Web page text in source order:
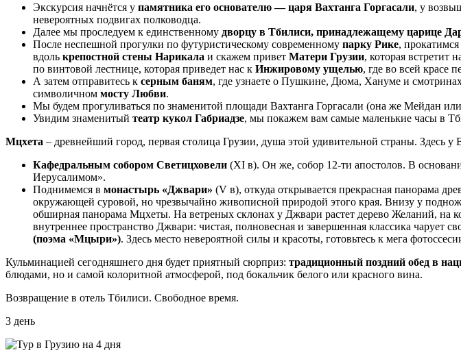
Экскурсия начнётся у памятника его основателю — царя Вахтанга Горгасали, у
невероятных подвигах полководца.
Далее мы проследуем к единственному дворцу в Тбилиси, принадлежащему царице
После неспешной прогулки по футуристическому современному парку Рике,
вдоль крепостной стены Нарикала и скажем привет Матери Грузии, которая
по винтовой лестнице, которая приведет нас к Инжировому ущелью, где во всей красе
А затем отправитесь к серным баням, где узнаете о Пушкине, Дюма, Хануме и
символичном мосту Любви.
Мы будем прогуливаться по знаменитой площади Вахтанга Горгасали (она же Мейдан
Увидим знаменитый театр кукол Габриадзе, мы покажем вам самые маленькие часы в
Мцхета – древнейший город, первая столица Грузии, душа этой удивительной страны. Здесь у
Кафедральным собором Светицховели (XI в). Он же, собор 12-ти апостолов. В
Иерусалимом».
Поднимемся в монастырь «Джвари» (V в), откуда открывается прекрасная панорама
окружающей суровой, но чрезвычайно живописной природой этого края. Внизу у
обширная панорама Мцхеты. На ветреных склонах у Джвари растет дерево Желаний, на
внутреннее пространство Джвари: чистая, полновесная и завершенная классика
(поэма «Мцыри»). Здесь место невероятной силы и красоты, готовьтесь к мега
Кульминацией сегодняшнего дня будет приятный сюрприз: традиционный поздний обед в
блюдами, но и самой колоритной атмосферой, под бокальчик белого или красного вина.
Возвращение в отель Тбилиси. Свободное время.
3 день